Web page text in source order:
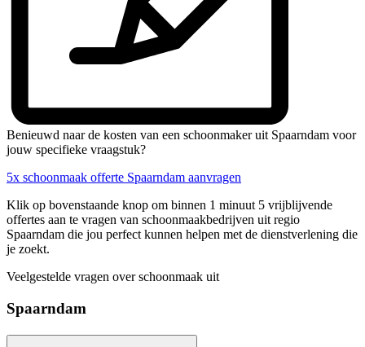
Benieuwd naar de kosten van een schoonmaker uit Spaarndam voor
jouw specifieke vraagstuk?
5x schoonmaak offerte Spaarndam aanvragen
Klik op bovenstaande knop om binnen 1 minuut 5 vrijblijvende
offertes aan te vragen van schoonmaakbedrijven uit regio
Spaarndam die jou perfect kunnen helpen met de dienstverlening die
je zoekt.
Veelgestelde vragen over schoonmaak uit
Spaarndam